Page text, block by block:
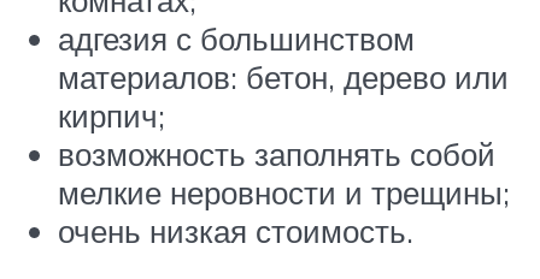
адгезия с большинством
материалов: бетон, дерево или
кирпич;
возможность заполнять собой
мелкие неровности и трещины;
очень низкая стоимость.